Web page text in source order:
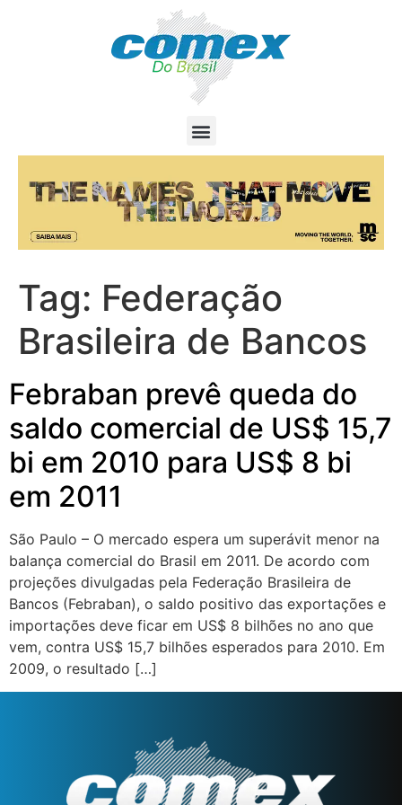
Tag: Federação
Brasileira de Bancos
Febraban prevê queda do
saldo comercial de US$ 15,7
bi em 2010 para US$ 8 bi
em 2011
São Paulo – O mercado espera um superávit menor na
balança comercial do Brasil em 2011. De acordo com
projeções divulgadas pela Federação Brasileira de
Bancos (Febraban), o saldo positivo das exportações e
importações deve ficar em US$ 8 bilhões no ano que
vem, contra US$ 15,7 bilhões esperados para 2010. Em
2009, o resultado […]